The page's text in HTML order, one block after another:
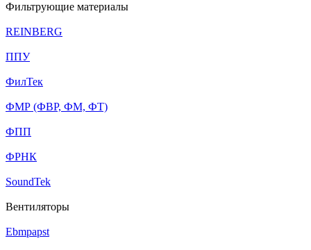
Фильтрующие материалы
REINBERG
ППУ
ФилТек
ФМР (ФВР, ФМ, ФТ)
ФПП
ФРНК
SoundTek
Вентиляторы
Ebmpapst